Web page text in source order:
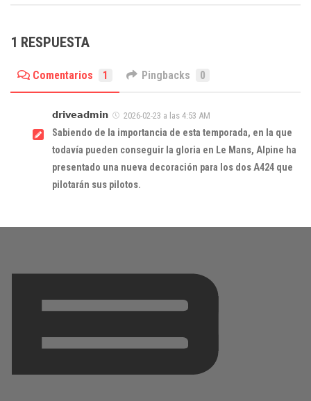
1 RESPUESTA
Comentarios 1 Pingbacks 0
𝗱𝗿𝗶𝘃𝗲𝗮𝗱𝗺𝗶𝗻 2026-02-23 a las 4:53 AM
Sabiendo de la importancia de esta temporada, en la que
todavía pueden conseguir la gloria en Le Mans, Alpine ha
presentado una nueva decoración para los dos A424 que
pilotarán sus pilotos.